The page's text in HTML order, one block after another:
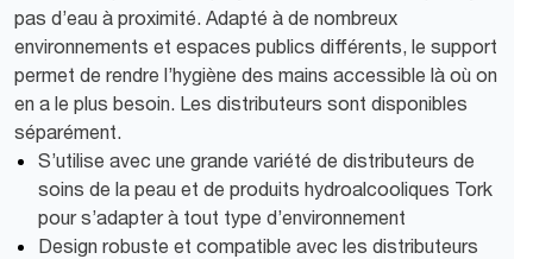
pas d’eau à proximité. Adapté à de nombreux
environnements et espaces publics différents, le support
permet de rendre l’hygiène des mains accessible là où on
en a le plus besoin. Les distributeurs sont disponibles
séparément.
S’utilise avec une grande variété de distributeurs de
soins de la peau et de produits hydroalcooliques Tork
pour s’adapter à tout type d’environnement
Design robuste et compatible avec les distributeurs